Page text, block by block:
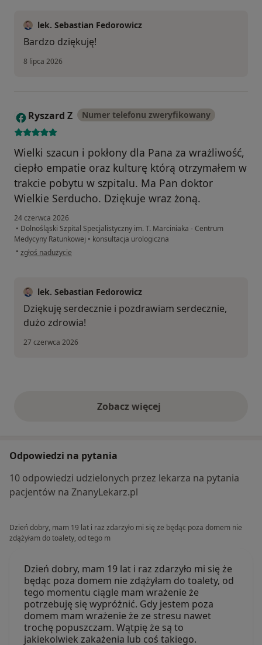
lek. Sebastian Fedorowicz
Bardzo dziękuję!
8 lipca 2026
R Ryszard Z Numer telefonu zweryfikowany
Wielki szacun i pokłony dla Pana za wrażliwość,
ciepło empatie oraz kulturę którą otrzymałem w
trakcie pobytu w szpitalu. Ma Pan doktor
Wielkie Serducho. Dziękuje wraz żoną.
24 czerwca 2026
• Dolnośląski Szpital Specjalistyczny im. T. Marciniaka - Centrum
Medycyny Ratunkowej • konsultacja urologiczna
• w opinii użytkownika Ryszard Z
zgłoś nadużycie
lek. Sebastian Fedorowicz
Dziękuję serdecznie i pozdrawiam serdecznie,
dużo zdrowia!
27 czerwca 2026
Zobacz więcejopinie powyżej
Odpowiedzi na pytania
10 odpowiedzi udzielonych przez lekarza na pytania
pacjentów na ZnanyLekarz.pl
Dzień dobry, mam 19 lat i raz zdarzyło mi się że będąc poza domem nie
zdążyłam do toalety, od tego m
Dzień dobry, mam 19 lat i raz zdarzyło mi się że
będąc poza domem nie zdążyłam do toalety, od
tego momentu ciągle mam wrażenie że
potrzebuję się wypróżnić. Gdy jestem poza
domem mam wrażenie że ze stresu nawet
trochę popuszczam. Wątpię że są to
jakiekolwiek zakażenia lub coś takiego.